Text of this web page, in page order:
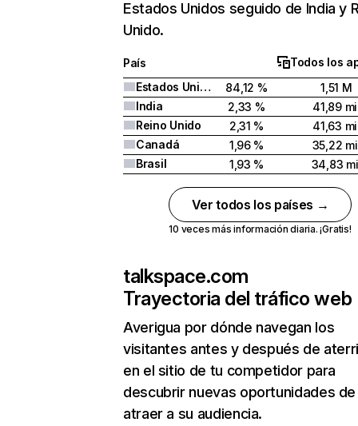
Estados Unidos seguido de India y
Unido.
País
Todos los
Estados Unidos
84,12 %
1,51 M
India
2,33 %
41,89
Reino Unido
2,31 %
41,63
Canadá
1,96 %
35,22
Brasil
1,93 % 34,83
Ver todos los países →
10 veces más información diaria. ¡Gratis!
talkspace.com
Trayectoria del tráfico web
Averigua por dónde navegan los
visitantes antes y después de
en el sitio de tu competidor para
descubrir nuevas oportunidades de
atraer a su audiencia.